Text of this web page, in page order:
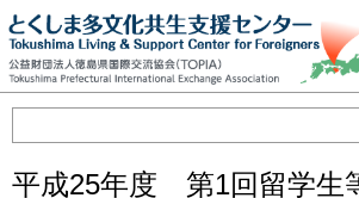
平成25年度 第1回留学生